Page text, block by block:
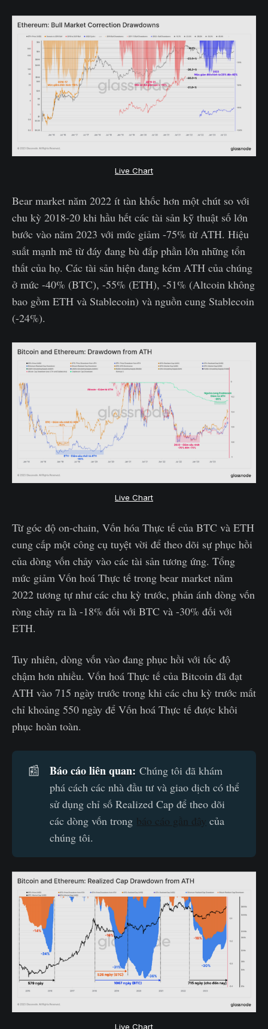
Live Chart
Bear market năm 2022 ít tàn khốc hơn một chút so với
chu kỳ 2018-20 khi hầu hết các tài sản kỹ thuật số lớn
bước vào năm 2023 với mức giảm -75% từ ATH. Hiệu
suất mạnh mẽ từ đáy đang bù đắp phần lớn những tổn
thất của họ. Các tài sản hiện đang kém ATH của chúng
ở mức -40% (BTC), -55% (ETH), -51% (Altcoin không
bao gồm ETH và Stablecoin) và nguồn cung Stablecoin
(-24%).
Live Chart
Từ góc độ on-chain, Vốn hóa Thực tế của BTC và ETH
cung cấp một công cụ tuyệt vời để theo dõi sự phục hồi
của dòng vốn chảy vào các tài sản tương ứng. Tổng
mức giảm Vốn hoá Thực tế trong bear market năm
2022 tương tự như các chu kỳ trước, phản ánh dòng vốn
ròng chảy ra là -18% đối với BTC và -30% đối với
ETH.
Tuy nhiên, dòng vốn vào đang phục hồi với tốc độ
chậm hơn nhiều. Vốn hoá Thực tế của Bitcoin đã đạt
ATH vào 715 ngày trước trong khi các chu kỳ trước mất
chỉ khoảng 550 ngày để Vốn hoá Thực tế được khôi
phục hoàn toàn.
📰 Báo cáo liên quan: Chúng tôi đã khám
phá cách các nhà đầu tư và giao dịch có thể
sử dụng chỉ số Realized Cap để theo dõi
các dòng vốn trong báo cáo gần đây của
chúng tôi.
Live Chart